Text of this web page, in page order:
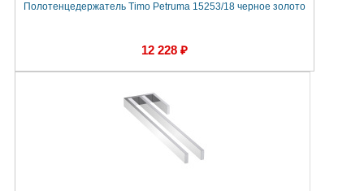
Полотенцедержатель Timo Petruma 15253/18 черное золото
12 228 ₽